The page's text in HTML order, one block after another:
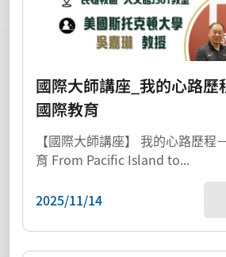
國際大師講座_我的心路歷
國際教育
【國際大師講座】 我的心路歷程
育 From Pacific Island to...
2025/11/14